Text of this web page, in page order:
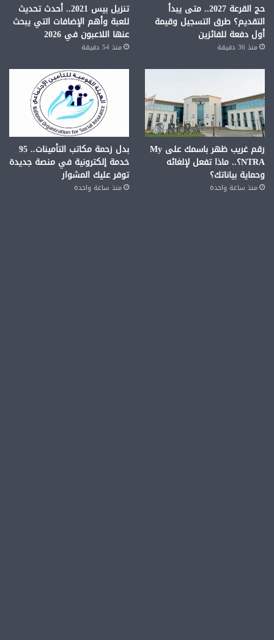
حج القرعة 2027.. متى يبدأ
التقديم؟ طرق التسجيل وقيمة
أول دفعة للفائزين
منذ 36 دقيقة
تنزيل بيس 2021.. أحدث تحديث
للعبة وأهم الإضافات التي يبحث
عنها اللاعبون في 2026
منذ 54 دقيقة
رقم غريب ظهر باسمك على My
NTRA؟.. ماذا تفعل لإلغائه
وحماية بياناتك؟
منذ ساعة واحدة
بدل زحمة مكاتب التأمينات.. 95
خدمة إلكترونية في منصة جديدة
توفر عليك المشوار
منذ ساعة واحدة